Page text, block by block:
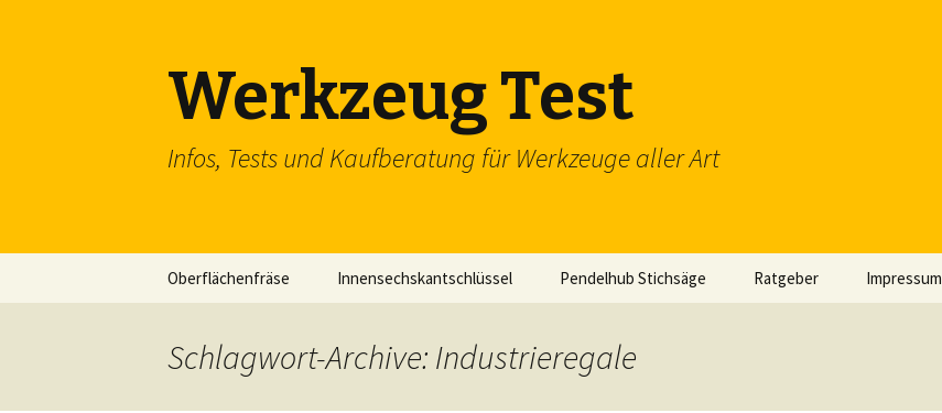
Werkzeug Test
Infos, Tests und Kaufberatung für Werkzeuge aller Art
Oberflächenfräse Innensechskantschlüssel Pendelhub Stichsäge Ratgeber Impressum
Schlagwort-Archive: Industrieregale